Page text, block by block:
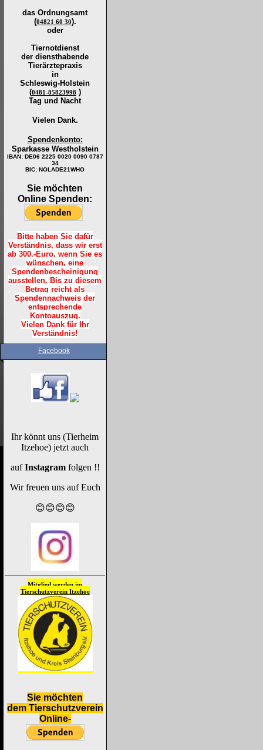
das Ordnungsamt
(04821 60 30).
oder
Tiernotdienst
der diensthabende
Tierärztepraxis
in
Schleswig-Holstein
(0481-85823998 )
Tag und Nacht
Vielen Dank.
Spendenkonto:
Sparkasse Westholstein
IBAN: DE06 2225 0020 0090 0787
34
BIC: NOLADE21WHO
Sie möchten
Online Spenden:
Bitte haben Sie dafür
Verständnis, dass wir erst
ab 300.-Euro, wenn Sie es
wünschen, eine
Spendenbescheinigung
ausstellen. Bis zu diesem
Betrag reicht als
Spendennachweis der
entsprechende
Kontoauszug.
Vielen Dank für Ihr
Verständnis!
Facebook
Ihr könnt uns (Tierheim
Itzehoe) jetzt auch
aufInstagramfolgen !!
Wir freuen uns auf Euch
😊😊😊😊
Mitglied werden im
Tierschutzverein Itzehoe
Sie möchten
dem Tierschutzverein
Online-